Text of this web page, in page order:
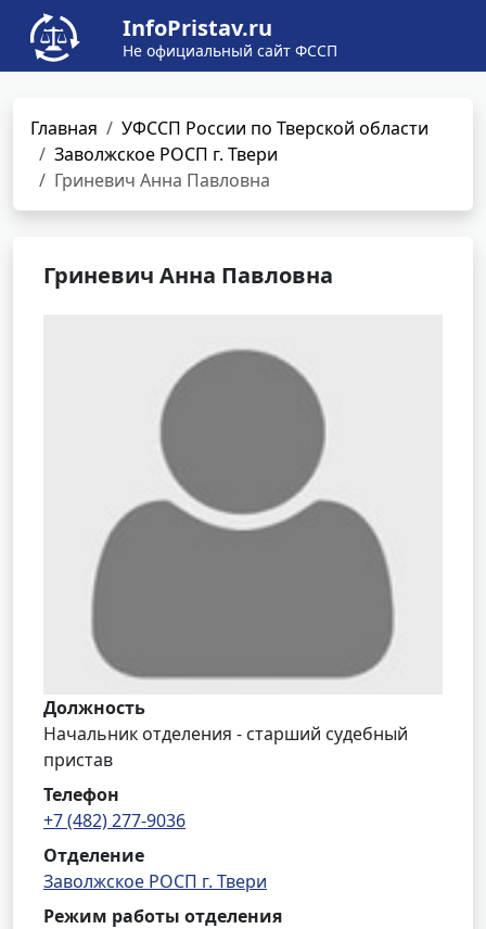
InfoPristav.ru
Не официальный сайт ФССП
Главная
УФССП России по Тверской области
Заволжское РОСП г. Твери
Гриневич Анна Павловна
Гриневич Анна Павловна
Должность
Начальник отделения - старший судебный
пристав
Телефон
+7 (482) 277-9036
Отделение
Заволжское РОСП г. Твери
Режим работы отделения